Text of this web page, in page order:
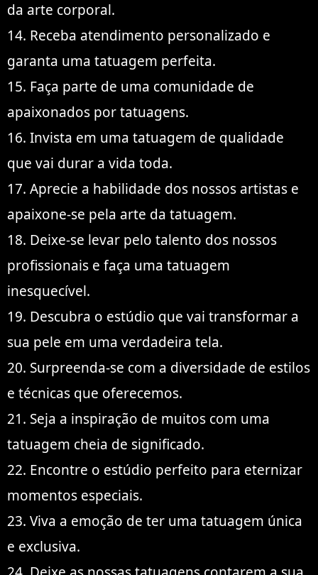
da arte corporal.
14. Receba atendimento personalizado e
garanta uma tatuagem perfeita.
15. Faça parte de uma comunidade de
apaixonados por tatuagens.
16. Invista em uma tatuagem de qualidade
que vai durar a vida toda.
17. Aprecie a habilidade dos nossos artistas e
apaixone-se pela arte da tatuagem.
18. Deixe-se levar pelo talento dos nossos
profissionais e faça uma tatuagem
inesquecível.
19. Descubra o estúdio que vai transformar a
sua pele em uma verdadeira tela.
20. Surpreenda-se com a diversidade de estilos
e técnicas que oferecemos.
21. Seja a inspiração de muitos com uma
tatuagem cheia de significado.
22. Encontre o estúdio perfeito para eternizar
momentos especiais.
23. Viva a emoção de ter uma tatuagem única
e exclusiva.